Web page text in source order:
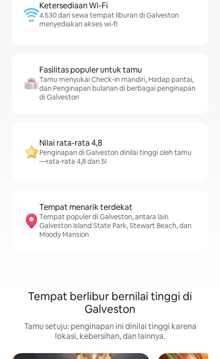
Ketersediaan Wi-Fi
4.530 dari sewa tempat liburan di Galveston
menyediakan akses wi-fi
Fasilitas populer untuk tamu
Tamu menyukai Check-in mandiri, Hadap pantai,
dan Penginapan bulanan di berbagai penginapan
di Galveston
Nilai rata-rata 4,8
Penginapan di Galveston dinilai tinggi oleh tamu
—rata-rata 4,8 dari 5!
Tempat menarik terdekat
Tempat populer di Galveston, antara lain
Galveston Island State Park, Stewart Beach, dan
Moody Mansion
Tempat berlibur bernilai tinggi di
Galveston
Tamu setuju: penginapan ini dinilai tinggi karena
lokasi, kebersihan, dan lainnya.